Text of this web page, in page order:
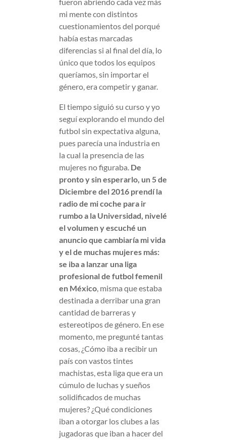
mi mente con distintos
cuestionamientos del porqué
había estas marcadas
diferencias si al final del día, lo
único que todos los equipos
queríamos, sin importar el
género, era competir y ganar.
El tiempo siguió su curso y yo
seguí explorando el mundo del
futbol sin expectativa alguna,
pues parecía una industria en
la cual la presencia de las
mujeres no figuraba. De
pronto y sin esperarlo, un 5 de
Diciembre del 2016 prendí la
radio de mi coche para ir
rumbo a la Universidad, nivelé
el volumen y escuché un
anuncio que cambiaría mi vida
y el de muchas mujeres más:
se iba a lanzar una liga
profesional de futbol femenil
en México, misma que estaba
destinada a derribar una gran
cantidad de barreras y
estereotipos de género. En ese
momento, me pregunté tantas
cosas, ¿Cómo iba a recibir un
país con vastos tintes
machistas, esta liga que era un
cúmulo de luchas y sueños
solidificados de muchas
mujeres? ¿Qué condiciones
iban a otorgar los clubes a las
jugadoras que iban a hacer del